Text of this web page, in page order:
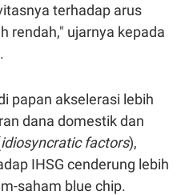
terhadap arus
rendah," ujarnya kepada
papan akselerasi lebih
dana domestik dan
idiosyncratic factors),
IHSG cenderung lebih
saham blue chip.